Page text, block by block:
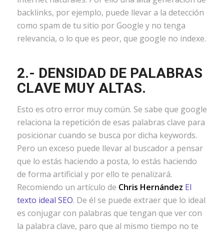
backlinks, por ejemplo, puede llevar a la detección
como spam de tu sitio por Google y no tenga
relevancia, o lo que es peor, que google no indexe.
2.- DENSIDAD DE PALABRAS
CLAVE MUY ALTAS.
Esto es otro error muy común. Se sabe que google
relaciona la repetición de esas palabras clave para
posicionar cuando se busca por dicha keywords.
Pero un exceso puede llevar al buscador a pensar
que lo estás haciendo a posta, lo estás haciendo
de forma artificial y por ello te penalizará.
Recomiendo un artículo de Chris Hernández El
texto ideal SEO. De él se puede extraer que lo ideal
es conjugar con palabras que tengan que ver con
la palabra clave, paro que al mismo tiempo no te